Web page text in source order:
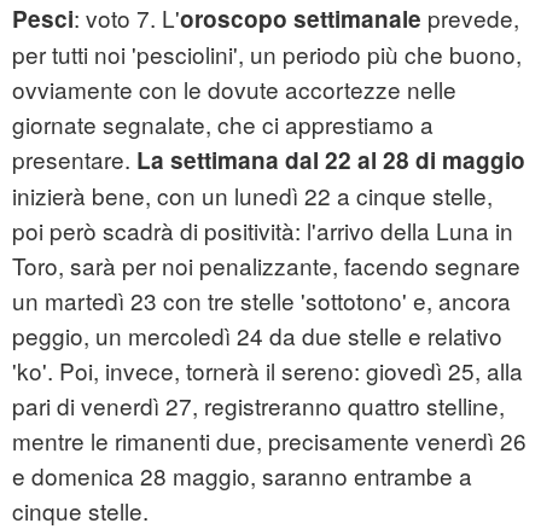
Pesci: voto 7. L'oroscopo settimanale prevede,
per tutti noi 'pesciolini', un periodo più che buono,
ovviamente con le dovute accortezze nelle
giornate segnalate, che ci apprestiamo a
presentare. La settimana dal 22 al 28 di maggio
inizierà bene, con un lunedì 22 a cinque stelle,
poi però scadrà di positività: l'arrivo della Luna in
Toro, sarà per noi penalizzante, facendo segnare
un martedì 23 con tre stelle 'sottotono' e, ancora
peggio, un mercoledì 24 da due stelle e relativo
'ko'. Poi, invece, tornerà il sereno: giovedì 25, alla
pari di venerdì 27, registreranno quattro stelline,
mentre le rimanenti due, precisamente venerdì 26
e domenica 28 maggio, saranno entrambe a
cinque stelle.